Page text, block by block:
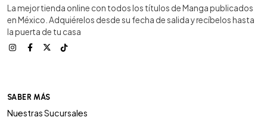
La mejor tienda online con todos los títulos de Manga publicados
en México. Adquiérelos desde su fecha de salida y recíbelos hasta
la puerta de tu casa
SABER MÁS
Nuestras Sucursales